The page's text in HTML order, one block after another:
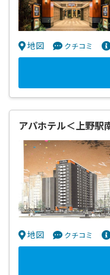
地図 クチコミ
アパホテル＜上野駅
地図 クチコミ